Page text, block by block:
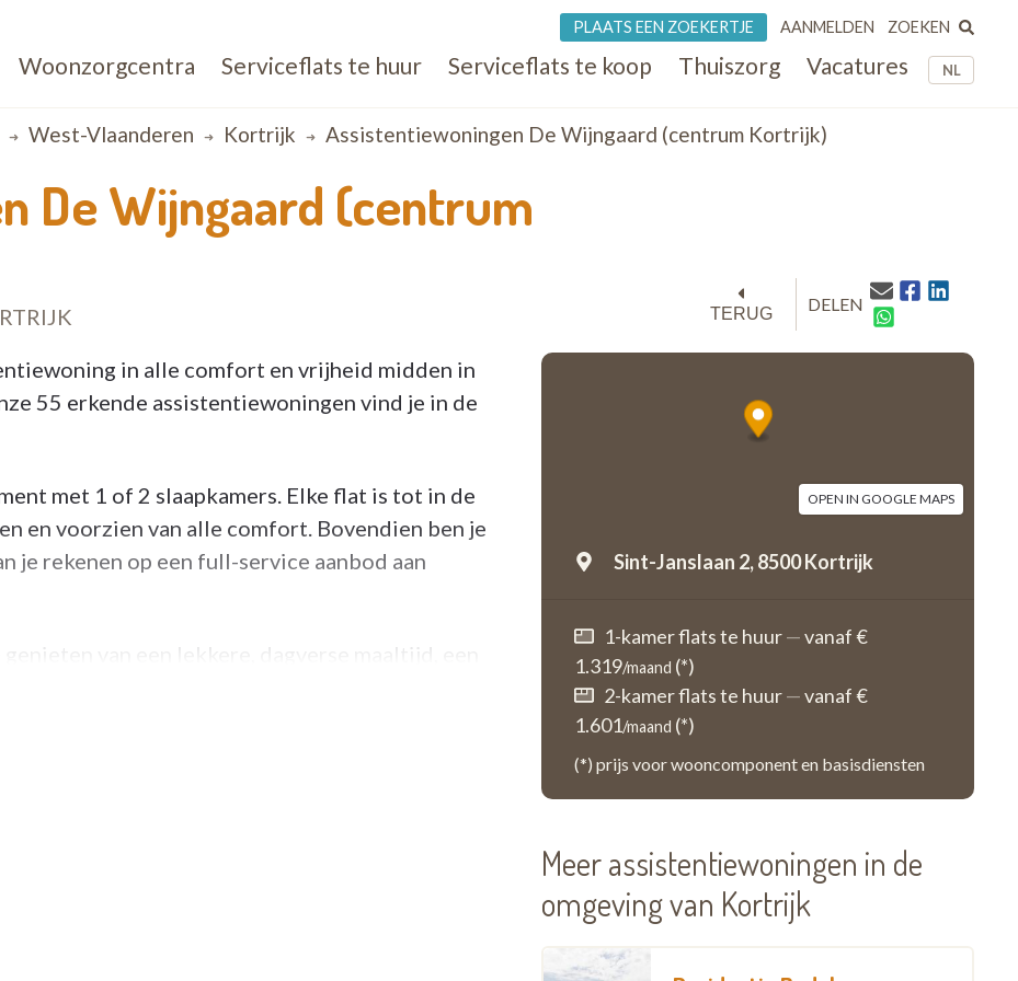
NL
Woonzorgcentra Serviceflats te huur Serviceflats te koop Thuiszorg Vacatures
PLAATS EEN ZOEKERTJE AANMELDEN ZOEKEN
West-Vlaanderen Kortrijk Assistentiewoningen De Wijngaard (centrum Kortrijk)
De Wijngaard (centrum
TERUG DELEN
OPEN IN GOOGLE MAPS
Sint-Janslaan 2,8500 Kortrijk
1-kamer flats te huur—vanaf €
1.319/maand (*)
2-kamer flats te huur—vanaf €
1.601/maand (*)
(*) prijs voor wooncomponent en basisdiensten
in alle comfort en vrijheid midden in
55 erkende assistentiewoningen vind je in de
met 1 of 2 slaapkamers. Elke flat is tot in de
en voorzien van alle comfort. Bovendien ben je
je rekenen op een full-service aanbod aan
van een lekkere, dagverse maaltijd, een
dagen is het heerlijk vertoeven in de
Meer assistentiewoningen in de
omgeving van Kortrijk